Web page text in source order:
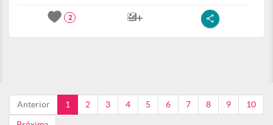
2
Anterior 1 2 3 4 5 6 7 8 9 10